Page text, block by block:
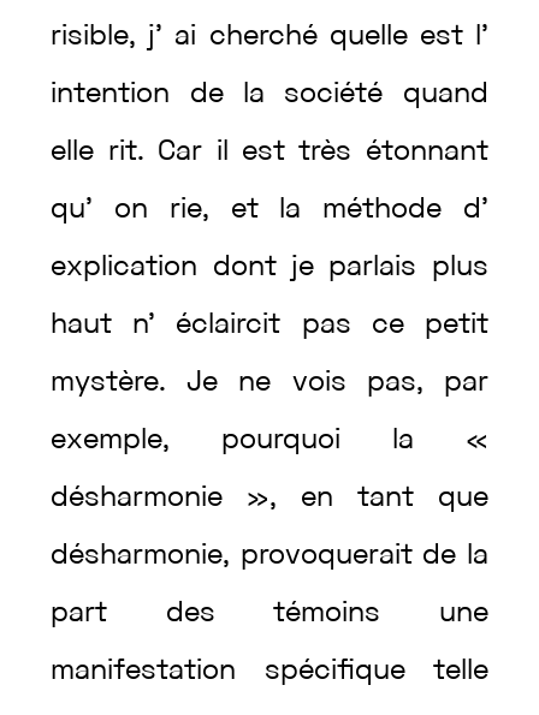
risible, j’ ai cherché quelle est l’
intention de la société quand
elle rit. Car il esttrès étonnant
qu’ on rie, et la méthode d’
explication dont je parlais plus
haut n’ éclaircit pas ce petit
mystère.Je ne vois pas, par
exemple, pourquoi la «
désharmonie », en tant que
désharmonie, provoquerait de la
part destémoins une
manifestation spécifique telle